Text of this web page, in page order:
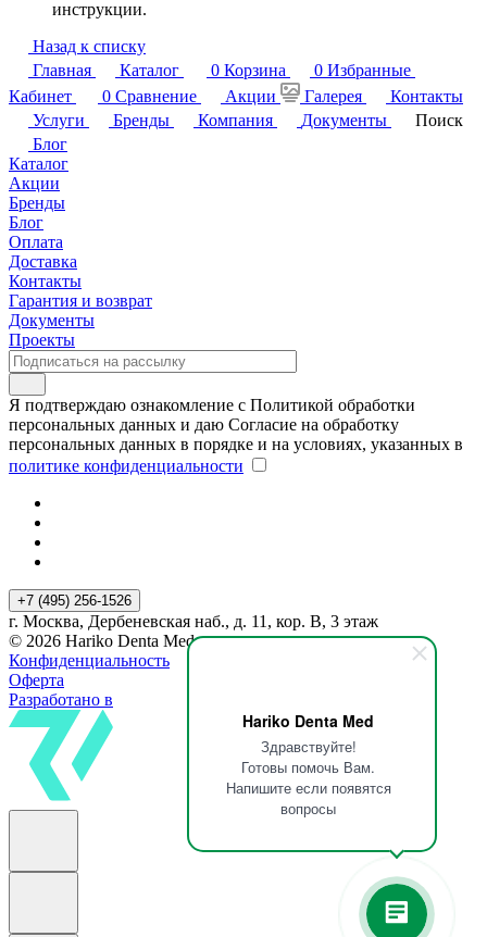
Hariko Denta Med
Здравствуйте!
Готовы помочь Вам.
Напишите если появятся
вопросы
инструкции.
Назад к списку
Главная
Каталог 0 Корзина 0 Избранные
Кабинет
0 Сравнение Акции Галерея
Контакты
Услуги
Бренды Компания Документы
Поиск
Блог
Каталог
Акции
Бренды
Блог
Оплата
Доставка
Контакты
Гарантия и возврат
Документы
Проекты
Я подтверждаю ознакомление с Политикой обработки
персональных данных и даю Согласие на обработку
персональных данных в порядке и на условиях, указанных в
политике конфиденциальности
+7 (495) 256-1526
г. Москва, Дербеневская наб., д. 11, кор. В, 3 этаж
© 2026 Hariko Denta Med
Конфиденциальность
Оферта
Разработано в